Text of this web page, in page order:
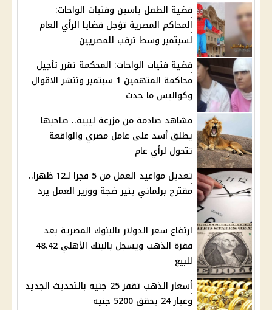
قضية الطفل ياسين وفتيات الواحات:
المحاكم المصرية تؤجل قضايا الرأي العام
لسبتمبر وسط ترقب للمصريين
قضية فتيات الواحات: المحكمة تقرر تأجيل
محاكمة المتهمين 1 سبتمبر وننشر الاقوال
وكواليس ما حدث
مشاهد صادمة من مزرعة ليبية.. صاحبها
يطلق أسد على عامل مصري والواقعة
تتحول لرأي عام
تعديل مواعيد العمل من 5 فجرا لـ12 ظهرا..
مقترح برلماني يثير ضجة ووزير العمل يرد
ارتفاع سعر الدولار بالبنوك المصرية بعد
قفزة الذهب ويسجل بالبنك الأهلي 48.42
للبيع
أسعار الذهب تقفز 25 جنيه بالتحديث الجديد
وعيار 24 يحقق 5200 جنيه